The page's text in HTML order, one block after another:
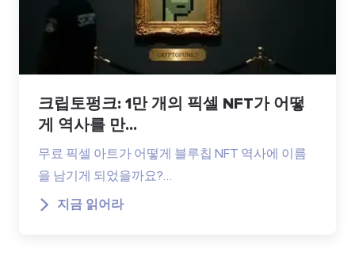
크립토펑크: 1만 개의 픽셀 NFT가 어떻
게 역사를 만...
무료 픽셀 아트가 어떻게 블루칩 NFT 역사에 이름
을 남기게 되었을까요?…
지금 읽어라